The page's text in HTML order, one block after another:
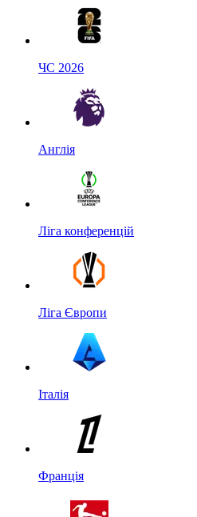
ЧС 2026
Англія
Ліга конференцій
Ліга Європи
Італія
Франція